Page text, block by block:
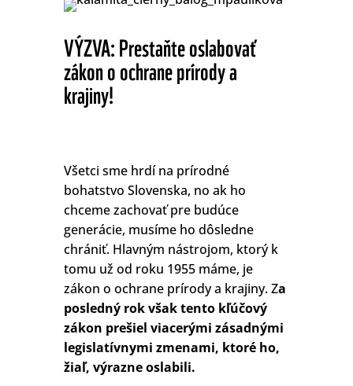
VÝZVA: Prestaňte oslabovať
zákon o ochrane prírody a
krajiny!
Všetci sme hrdí na prírodné
bohatstvo Slovenska, no ak ho
chceme zachovať pre budúce
generácie, musíme ho dôsledne
chrániť. Hlavným nástrojom, ktorý k
tomu už od roku 1955 máme, je
zákon o ochrane prírody a krajiny. Za
posledný rok však tento kľúčový
zákon prešiel viacerými zásadnými
legislatívnymi zmenami, ktoré ho,
žiaľ, výrazne oslabili.